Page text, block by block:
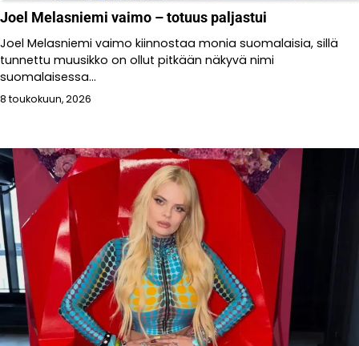
Joel Melasniemi vaimo – totuus paljastui
Joel Melasniemi vaimo kiinnostaa monia suomalaisia, sillä
tunnettu muusikko on ollut pitkään näkyvä nimi
suomalaisessa...
8 toukokuun, 2026